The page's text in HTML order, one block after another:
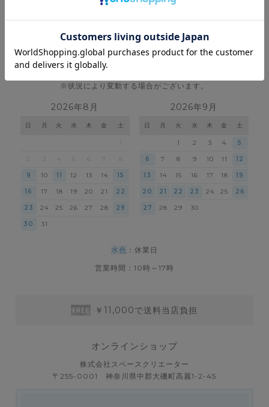
・即日発送商品は、営業日の13時までのご注文で即日発送。
・通常商品は、１～３営業日程で発送。
※状況により変動する場合がございます。
2026年8月
日 月 火 水 木 金 土
4 7 8
9 10 11 12 13 14 15
16 17 18 19 20 21 22
23 24 25 26 27 28 29
30 31
2026年9月
日 月 火 水 木 金 土
1 2 3 4 5
6 7 8 9 10 11 12
13 14 15 16 17 18 19
20 21 22 23 24 25 26
27 28 29 30
水色 ：休業日
営業時間：10時～17時
￥11,000で送料当店負担
オンラインショップ
株式会社スペースクリエーター
〒255-0001 神奈川県中郡大磯町高麗1-2-45